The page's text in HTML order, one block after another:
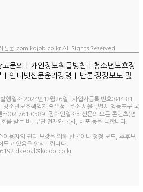
신문.com kdjob.co.kr All Rights Reserved
고문의 개인정보취급방침
청소년보호정
인터넷신문윤리강령
반론·정정보도 및
행일자:2024년12월26일 | 사업자등록 번호:844-81-
청소년보호책임자:오은성 | 주소:서울특별시 영등포구 국
:02-761-0589 | 장애인일자리신문의 모든 콘텐츠(영
를 받는 바, 무단 전재와 복사, 배포 등을 금합니다.
이용자의 권리 보장을 위해 반론이나 정정 보도, 추후보
두고 있음을 알려드립니다.
6192 daebal@kdjob.co.kr